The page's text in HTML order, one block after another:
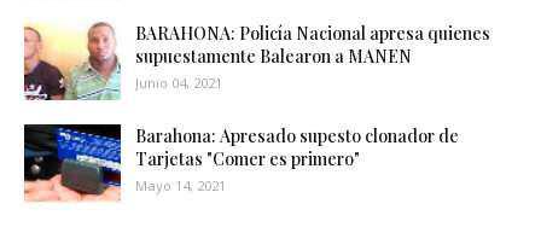
BARAHONA: Policía Nacional apresa quienes
supuestamente Balearon a MANEN
Junio 04, 2021
Barahona: Apresado supesto clonador de
Tarjetas "Comer es primero"
Mayo 14, 2021